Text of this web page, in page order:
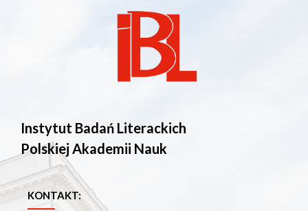
Instytut Badań Literackich
Polskiej Akademii Nauk
KONTAKT: